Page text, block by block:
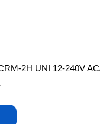
2H UNI 12-240V